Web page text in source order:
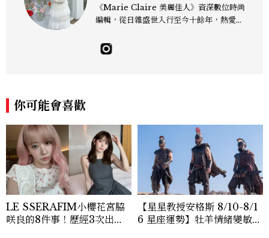
《Marie Claire 美麗佳人》資深數位時尚
編輯，從日雜盛世入行至今十餘年，熱愛服
研究，還有點天秤座一眼看穿「這會紅」的
美感本能，更擅長把流行轉化成讀者真正用
你可能會喜歡
LE SSERAFIM小櫻花宮脇
咲良的8件事！歷經3次出
【星星教授安格斯 8/10-8/1
6 星座運勢】牡羊情緒變敏